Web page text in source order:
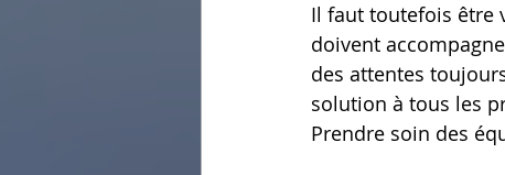
Il faut toutefois être
doivent
des attentes
solution à tous les
Prendre soin des